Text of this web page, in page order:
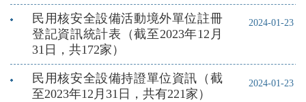
民用核安全設備活動境外單位註冊
登記資訊統計表（截至2023年12月
31日，共172家）
2024-01-23
民用核安全設備持證單位資訊（截
至2023年12月31日，共有221家）
2024-01-23